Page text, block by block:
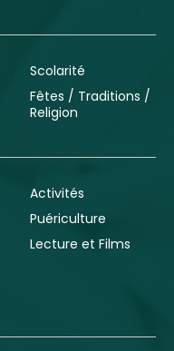
Scolarité
Fêtes / Traditions /
Religion
Activités
Puériculture
Lecture et Films